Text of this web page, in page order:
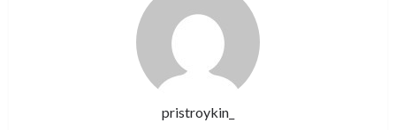
pristroykin_